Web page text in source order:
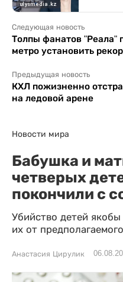
Следующая новость
Толпы фанатов "Реала"
метро установить
Предыдущая новость
КХЛ пожизненно
на ледовой арене
Новости мира
Бабушка и
четверых
покончили с
Убийство детей
их от
Анастасия Цирулик